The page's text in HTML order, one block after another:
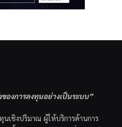
องการลงทุนอย่างเป็นระบบ”
นเชิงปริมาณ ผู้ให้บริการด้านการ